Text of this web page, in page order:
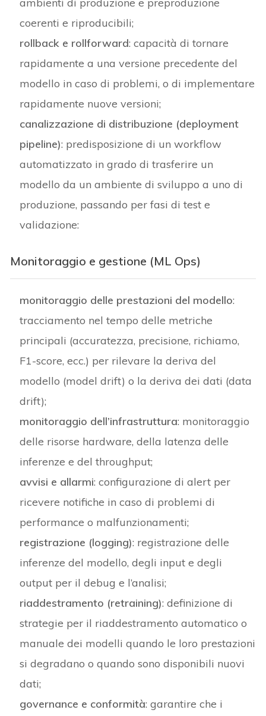
coerenti e riproducibili;
rollback e rollforward: capacità di tornare
rapidamente a una versione precedente del
modello in caso di problemi, o di implementare
rapidamente nuove versioni;
canalizzazione di distribuzione (deployment
pipeline): predisposizione di un workflow
automatizzato in grado di trasferire un
modello da un ambiente di sviluppo a uno di
produzione, passando per fasi di test e
validazione:
Monitoraggio e gestione (ML Ops)
monitoraggio delle prestazioni del modello:
tracciamento nel tempo delle metriche
principali (accuratezza, precisione, richiamo,
F1-score, ecc.) per rilevare la deriva del
modello (model drift) o la deriva dei dati (data
drift);
monitoraggio dell’infrastruttura: monitoraggio
delle risorse hardware, della latenza delle
inferenze e del throughput;
avvisi e allarmi: configurazione di alert per
ricevere notifiche in caso di problemi di
performance o malfunzionamenti;
registrazione (logging): registrazione delle
inferenze del modello, degli input e degli
output per il debug e l’analisi;
riaddestramento (retraining): definizione di
strategie per il riaddestramento automatico o
manuale dei modelli quando le loro prestazioni
si degradano o quando sono disponibili nuovi
dati;
governance e conformità: garantire che i